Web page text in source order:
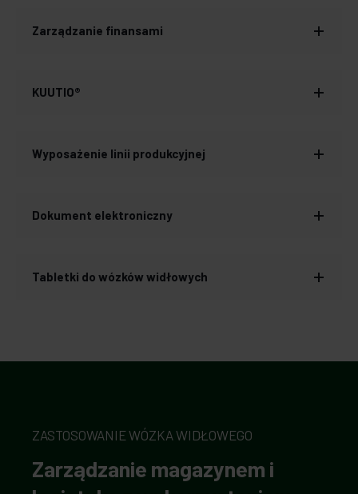
Zarządzanie finansami
KUUTIO®
Wyposażenie linii produkcyjnej
Dokument elektroniczny
Tabletki do wózków widłowych
ZASTOSOWANIE WÓZKA WIDŁOWEGO
Zarządzanie magazynem i